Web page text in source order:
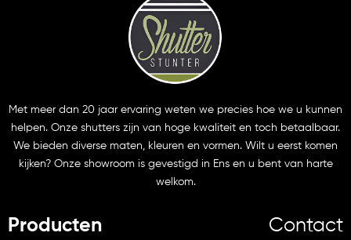
Producten
Met meer dan 20 jaar ervaring weten we precies hoe we u kunnen
helpen. Onze shutters zijn van hoge kwaliteit en toch betaalbaar.
We bieden diverse maten, kleuren en vormen. Wilt u eerst komen
kijken? Onze showroom is gevestigd in Ens en u bent van harte
welkom.
Contact